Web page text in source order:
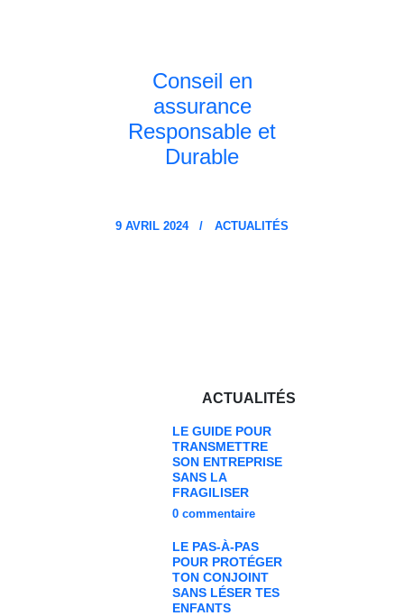
Conseil en
assurance
Responsable et
Durable
9 AVRIL 2024 ACTUALITÉS
ACTUALITÉS
LE GUIDE POUR
TRANSMETTRE
SON ENTREPRISE
SANS LA
FRAGILISER
0 commentaire
LE PAS-À-PAS
POUR PROTÉGER
TON CONJOINT
SANS LÉSER TES
ENFANTS